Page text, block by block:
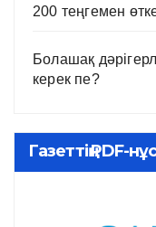
200 теңгемен
Болашақ
керек пе?
Газеттің PDF-